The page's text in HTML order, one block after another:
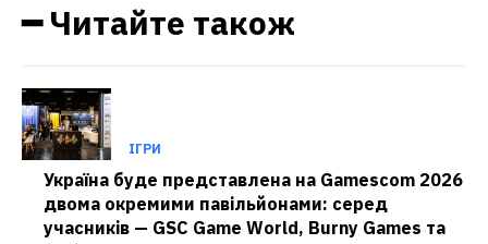
━ Читайте також
ІГРИ
Україна буде представлена на Gamescom 2026
двома окремими павільйонами: серед
учасників — GSC Game World, Burny Games та